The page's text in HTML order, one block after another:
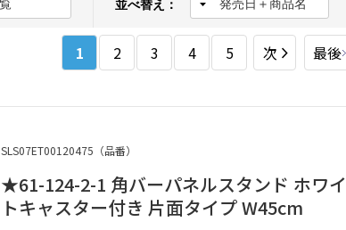
並べ替え：
1 2 3 4 5 次 最後
SLS07ET00120475（品番）
★61-124-2-1 角バーパネルスタンド ホワイ
トキャスター付き 片面タイプ W45cm